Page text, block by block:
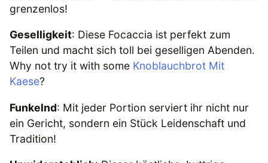
grenzenlos!
Geselligkeit: Diese Focaccia ist perfekt zum
Teilen und macht sich toll bei geselligen Abenden.
Why not try it with some Knoblauchbrot Mit
Kaese?
Funkelnd: Mit jeder Portion serviert ihr nicht nur
ein Gericht, sondern ein Stück Leidenschaft und
Tradition!